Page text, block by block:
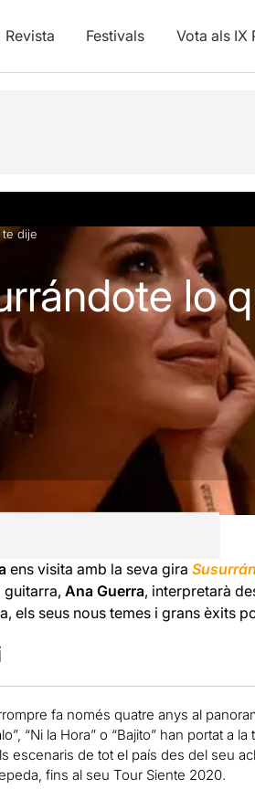
Revista Festivals Vota als IX
dije
lo
ens visita amb la seva gira
guitarra, Ana Guerra, interpretarà
els seus nous temes i grans èxits
fa només quatre anys al
“Ni la Hora” o “Bajito” han portat a
escenaris de tot el país des del seu
fins al seu Tour Siente 2020.